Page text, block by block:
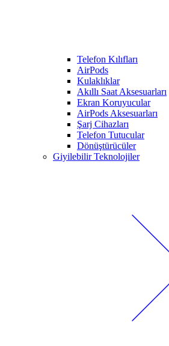
Telefon Kılıfları
AirPods
Kulaklıklar
Akıllı Saat Aksesuarları
Ekran Koruyucular
AirPods Aksesuarları
Şarj Cihazları
Telefon Tutucular
Dönüştürücüler
Giyilebilir Teknolojiler